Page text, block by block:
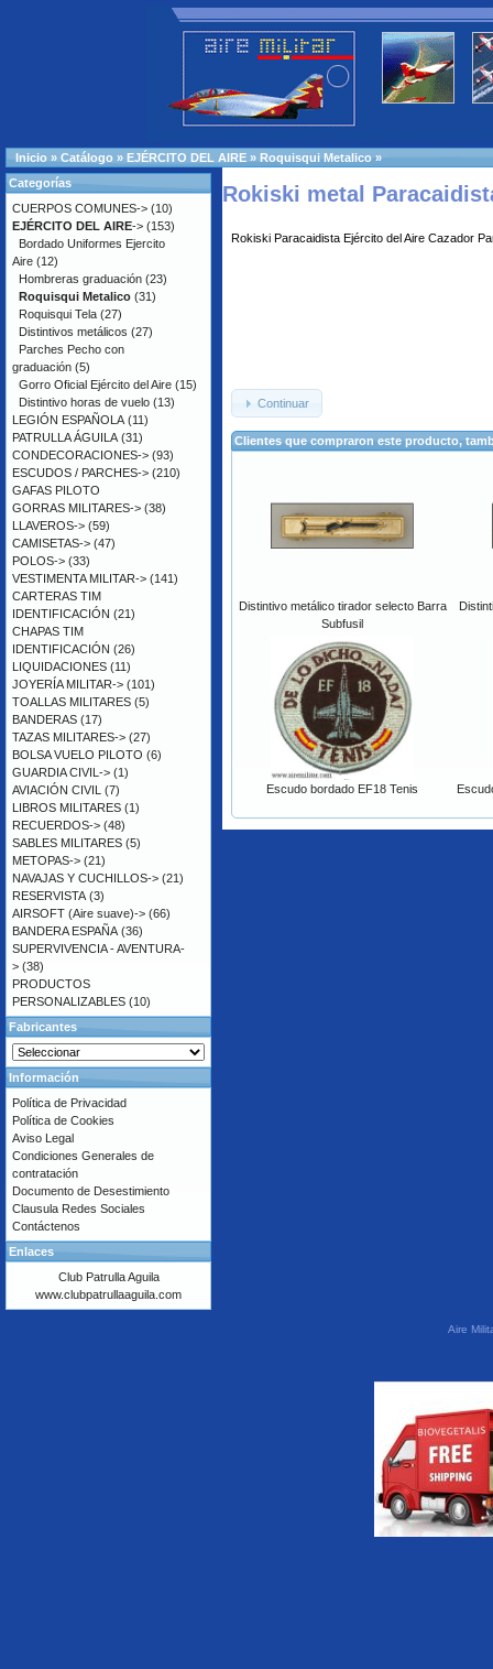
Inicio » Catálogo » EJÉRCITO DEL AIRE » Roquisqui Metalico »
Rokiski metal
Rokiski Paracaidista Ejército del Aire Cazador
Continuar
Clientes que compraron este producto,
Distintivo metálico tirador selecto Barra
Subfusil
Escudo bordado EF18 Tenis
Categorías
CUERPOS COMUNES-> (10)
EJÉRCITO DEL AIRE-> (153)
Bordado Uniformes Ejercito
Aire (12)
Hombreras graduación (23)
Roquisqui Metalico (31)
Roquisqui Tela (27)
Distintivos metálicos (27)
Parches Pecho con
graduación (5)
Gorro Oficial Ejército del Aire (15)
Distintivo horas de vuelo (13)
LEGIÓN ESPAÑOLA (11)
PATRULLA ÁGUILA (31)
CONDECORACIONES-> (93)
ESCUDOS / PARCHES-> (210)
GAFAS PILOTO
GORRAS MILITARES-> (38)
LLAVEROS-> (59)
CAMISETAS-> (47)
POLOS-> (33)
VESTIMENTA MILITAR-> (141)
CARTERAS TIM
IDENTIFICACIÓN (21)
CHAPAS TIM
IDENTIFICACIÓN (26)
LIQUIDACIONES (11)
JOYERÍA MILITAR-> (101)
TOALLAS MILITARES (5)
BANDERAS (17)
TAZAS MILITARES-> (27)
BOLSA VUELO PILOTO (6)
GUARDIA CIVIL-> (1)
AVIACIÓN CIVIL (7)
LIBROS MILITARES (1)
RECUERDOS-> (48)
SABLES MILITARES (5)
METOPAS-> (21)
NAVAJAS Y CUCHILLOS-> (21)
RESERVISTA (3)
AIRSOFT (Aire suave)-> (66)
BANDERA ESPAÑA (36)
SUPERVIVENCIA - AVENTURA-
> (38)
PRODUCTOS
PERSONALIZABLES (10)
Fabricantes
Información
Política de Privacidad
Política de Cookies
Aviso Legal
Condiciones Generales de
contratación
Documento de Desestimiento
Clausula Redes Sociales
Contáctenos
Enlaces
Club Patrulla Aguila
www.clubpatrullaaguila.com
Aire